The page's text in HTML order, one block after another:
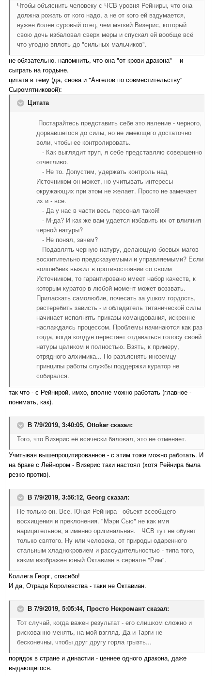
Чтобы объяснить человеку с ЧСВ уровня Рейниры, что она
должна рожать от кого надо, а не от кого ей вздумается,
нужен более суровый отец, чем мягкий Визерис, который
свою дочь избаловал сверх меры и спускал ей вообще всё
что угодно вплоть до "сильных мальчиков".
не обязательно. напомнить, что она "от крови дракона" - и
сыграть на гордыне.
цитата в тему (да, снова и "Ангелов по совместительству"
Сыромятниковой):
Цитата
Постарайтесь представить себе это явление - черного,
дорвавшегося до силы, но не имеющего достаточно
воли, чтобы ее контролировать.
- Как выглядит труп, я себе представляю совершенно
отчетливо.
- Не то. Допустим, удержать контроль над
Источником он может, но учитывать интересы
окружающих при этом не желает. Просто не замечает
их и - все.
- Да у нас в части весь персонал такой!
- М-да? И как же вам удается избавить их от влияния
черной натуры?
- Не понял, зачем?
Подавлять черную натуру, делающую боевых магов
восхитительно предсказуемыми и управляемыми? Если
волшебник выжил в противостоянии со своим
Источником, то гарантировано имеет набор качеств, к
которым куратор в любой момент может воззвать.
Приласкать самолюбие, почесать за ушком гордость,
растеребить зависть - и обладатель титанической силы
начинает исполнять приказы командования, искренне
наслаждаясь процессом. Проблемы начинаются как раз
тогда, когда колдун перестает отдаваться голосу своей
натуры целиком и полностью. Взять, к примеру,
отрядного алхимика... Но разъяснять иноземцу
принципы работы службы поддержки куратор не
собирался.
так что - с Рейнирой, имхо, вполне можно работать (главное -
понимать, как).
В 7/9/2019, 3:40:05, Ottokar сказал:
Того, что Визерис её всячески баловал, это не отменяет.
Учитывая вышепроцитированное - с этим тоже можно работать. И
на браке с Лейнором - Визерис таки настоял (хотя Рейнира была
резко против).
В 7/9/2019, 3:56:12, Georg сказал:
Не только он. Все. Юная Рейнира - объект всеобщего
восхищения и преклонения. "Мэри Сью" не как имя
нарицательное, а именно оригинальная. ЧСВ тут не обуяет
только святого. Ну или человека, от природы одаренного
стальным хладнокровием и рассудительностью - типа того,
каким изображен юный Октавиан в сериале "Рим".
Коллега Георг, спасибо!
И да, Отрада Королевства - таки не Октавиан.
В 7/9/2019, 5:05:44, Просто Некромант сказал:
Тот случай, когда важен результат - его слишком сложно и
рискованно менять, на мой взгляд. Да и Тарги не
бесконечны, чтобы друг другу горла грызть...
порядок в стране и династии - ценнее одного дракона, даже
выдающегося.